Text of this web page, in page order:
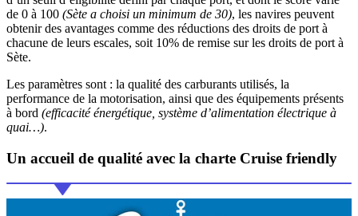
de 0 à 100 (Sète a choisi un minimum de 30), les navires peuvent
obtenir des avantages comme des réductions des droits de port à
chacune de leurs escales, soit 10% de remise sur les droits de port à
Sète.
Les paramètres sont : la qualité des carburants utilisés, la
performance de la motorisation, ainsi que des équipements présents
à bord (efficacité énergétique, système d’alimentation électrique à
quai…).
Un accueil de qualité avec la charte Cruise friendly